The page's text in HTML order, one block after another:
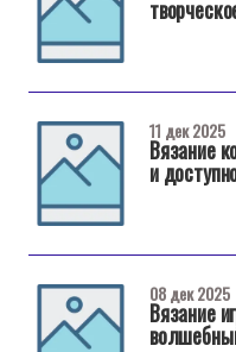
Вязание
и
11 дек 2025
Вязание
08 дек 2025